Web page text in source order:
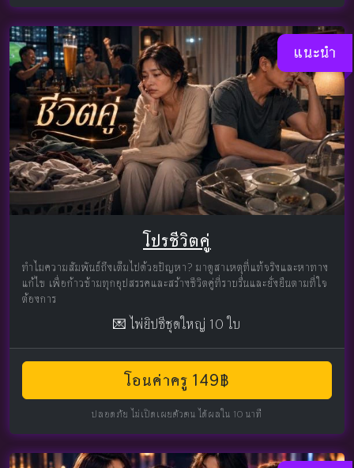
แนะนำ
โปรชีวิตคู่
ทำไมความสัมพันธ์ถึงเต็มไปด้วยปัญหา? มาดูสาเหตุที่แท้จริงและหาทาง
แก้ไข เพื่อก้าวข้ามทุกอุปสรรคและสร้างชีวิตคู่ที่ราบรื่นและยั่งยืนตามที่ใจ
ต้องการ
💌 ไพ่ยิปซีชุดใหญ่ 10 ใบ
โอนค่าครู 149฿
ปลอดภัย ไม่เปิดเผยตัวตน ได้ผลใน 10 นาที